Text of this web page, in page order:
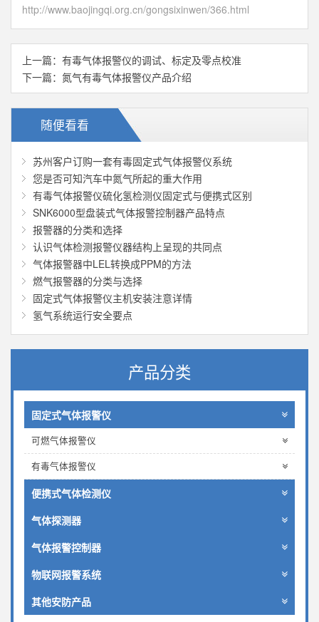
http://www.baojingqi.org.cn/gongsixinwen/366.html
上一篇： 有毒气体报警仪的调试、标定及零点校准
下一篇： 氮气有毒气体报警仪产品介绍
随便看看
苏州客户订购一套有毒固定式气体报警仪系统
您是否可知汽车中氮气所起的重大作用
有毒气体报警仪硫化氢检测仪固定式与便携式区别
SNK6000型盘装式气体报警控制器产品特点
报警器的分类和选择
认识气体检测报警仪器结构上呈现的共同点
气体报警器中LEL转换成PPM的方法
燃气报警器的分类与选择
固定式气体报警仪主机安装注意详情
氢气系统运行安全要点
产品分类
固定式气体报警仪
可燃气体报警仪
有毒气体报警仪
便携式气体检测仪
气体探测器
气体报警控制器
物联网报警系统
其他安防产品